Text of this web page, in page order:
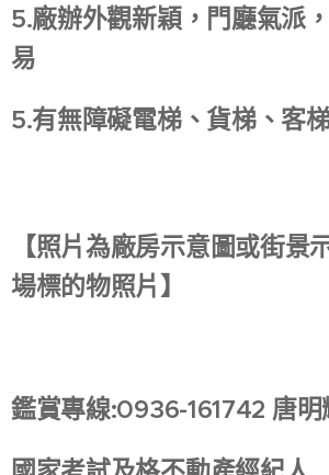
5.廠辦外觀新穎，門廳氣派
易
5.有無障礙電梯、貨梯、客
【照片為廠房示意圖或街景
場標的物照片】
鑑賞專線:0936-161742 唐明